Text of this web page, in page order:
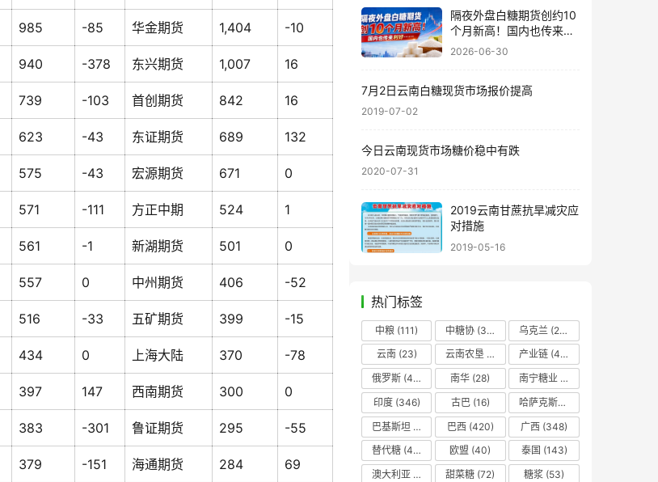
985 -85 华金期货 1,404 -10
940 -378 东兴期货 1,007 16
739 -103 首创期货 842 16
623 -43 东证期货 689 132
575 -43 宏源期货 671 0
571 -111 方正中期 524 1
561 -1 新湖期货 501 0
557 0 中州期货 406 -52
516 -33 五矿期货 399 -15
434 0 上海大陆 370 -78
397 147 西南期货 300 0
383 -301 鲁证期货 295 -55
379 -151 海通期货 284 69
隔夜外盘白糖期货创约10
个月新高！国内也传来利
好……
2026-06-30
7月2日云南白糖现货市场报价提高
2019-07-02
今日云南现货市场糖价稳中有跌
2020-07-31
2019云南甘蔗抗旱减灾应
对措施
2019-05-16
热门标签
中粮 (111) 中糖协 (37) 乌克兰 (20)
云南(23) 云南农垦 产业链 (42)
俄罗斯 (43) 南华 (28) 南宁糖业
印度(346) 古巴(16) 哈萨克斯坦
巴基斯坦
巴西(420) 广西 (348)
替代糖 (48) 欧盟 (40) 泰国 (143)
澳大利亚
甜菜糖 (72) 糖浆 (53)